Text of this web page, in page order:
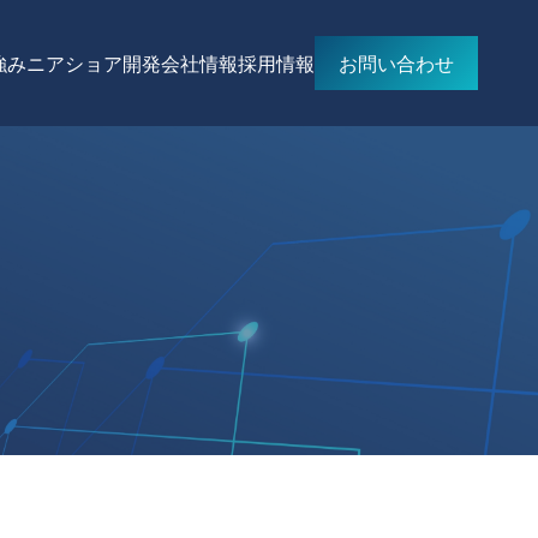
みニアショア開発会社情報採用情報 お問い合わせ